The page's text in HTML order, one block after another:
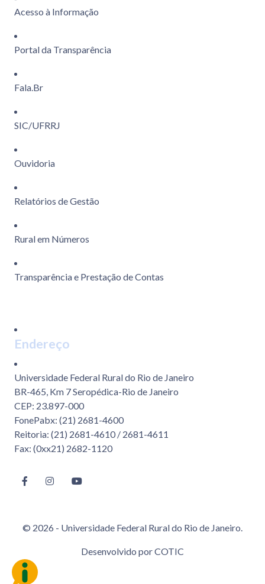
Acesso à Informação
Portal da Transparência
Fala.Br
SIC/UFRRJ
Ouvidoria
Relatórios de Gestão
Rural em Números
Transparência e Prestação de Contas
Endereço
Universidade Federal Rural do Rio de Janeiro
BR-465, Km 7 Seropédica-Rio de Janeiro
CEP: 23.897-000
FonePabx: (21) 2681-4600
Reitoria: (21) 2681-4610 / 2681-4611
Fax: (0xx21) 2682-1120
© 2026 - Universidade Federal Rural do Rio de Janeiro.
Desenvolvido porCOTIC